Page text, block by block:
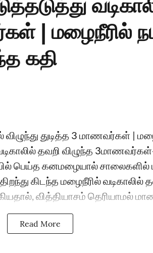
| மழைநீரில்
கதி
விழுந்து துடித்த 3 மாணவர்கள் |
தவறி விழுந்த
பெய்த கனமழையால்
கிடந்த மழைநீரில் வடிகாலில்
வித்தியாசம் தெரியாமல்
Read More